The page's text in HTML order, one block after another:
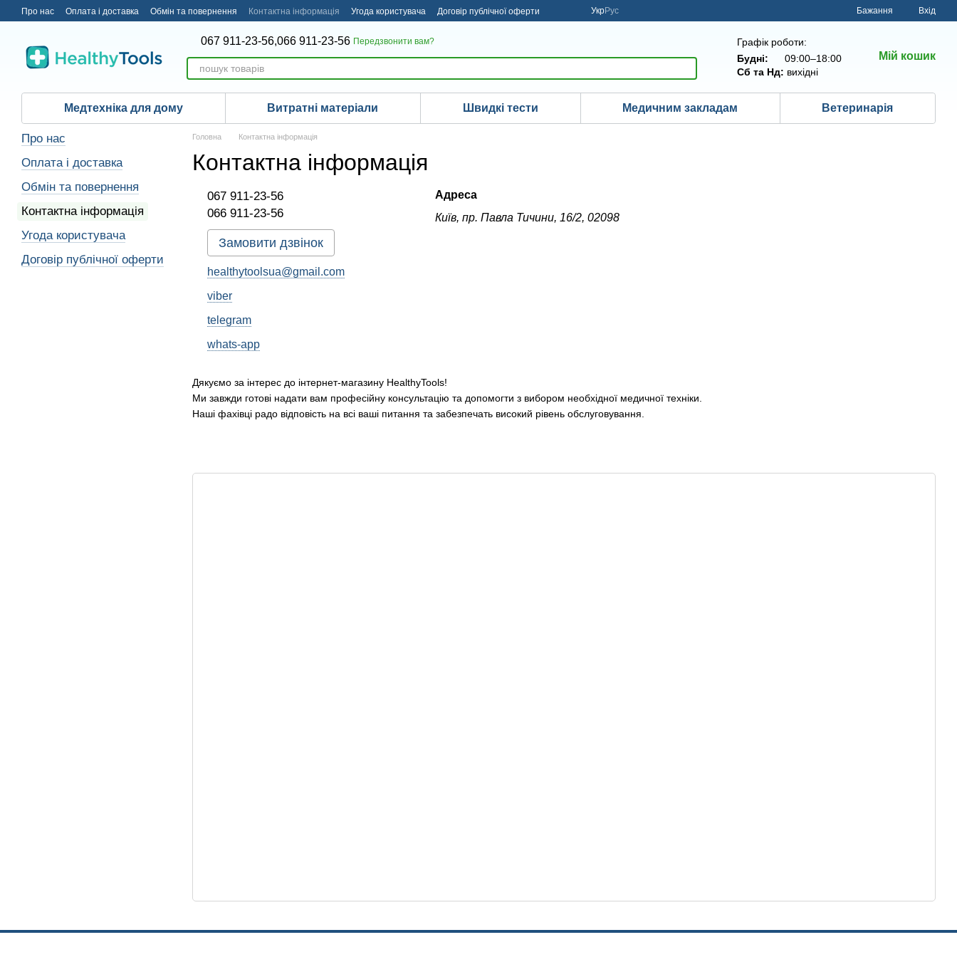
Перейти до основного контенту
Про нас Оплата і доставка Обмін та повернення Контактна інформація Угода користувача Договір публічної оферти УкрРус Бажання Вхід
067 911-23-56,066 911-23-56 Передзвонити вам?
Графік роботи:
Будні:
09:00–18:00
Сб та Нд: вихідні
Мій кошик
Медтехніка для дому Витратні матеріали Швидкі тести Медичним закладам Ветеринарія
Головна Контактна інформація
Контактна інформація
067 911-23-56
066 911-23-56
Замовити дзвінок
healthytoolsua@gmail.com
viber
telegram
whats-app
Адреса
Київ, пр. Павла Тичини, 16/2, 02098
Дякуємо за інтерес до інтернет-магазину HealthyTools!
Ми завжди готові надати вам професійну консультацію та допомогти з вибором необхідної медичної техніки.
Наші фахівці радо відповість на всі ваші питання та забезпечать високий рівень обслуговування.
Про нас
Оплата і доставка
Обмін та повернення
Контактна інформація
Угода користувача
Договір публічної оферти